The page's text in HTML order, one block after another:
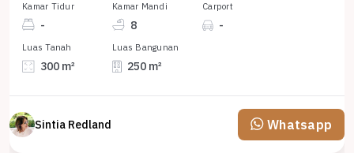
Kamar Tidur
-
Kamar Mandi
8
Carport
-
Luas Tanah
300 m²
Luas Bangunan
250 m²
Sintia Redland Whatsapp